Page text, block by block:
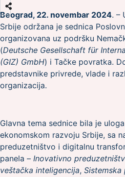
Beograd, 22. novembar 2024. –
Srbije održana je sednica
organizovana uz podršku
(Deutsche Gesellschaft für
(GIZ) GmbH) i Tačke povratka.
predstavnike privrede, vlade i
organizacija.
Glavna tema sednice bila je
ekonomskom razvoju Srbije, sa
preduzetništvo i digitalnu
panela – Inovativno
veštačka inteligencija,